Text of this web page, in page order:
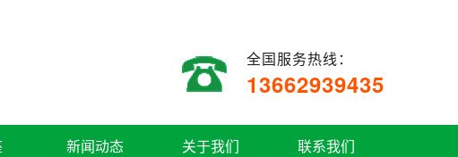
全国服务热线：
13662939435
新闻动态 关于我们 联系我们